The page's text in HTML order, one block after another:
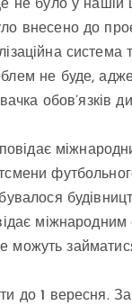
не було у нашій
внесено до
система
не буде, адже
обов’язків
можуть
до 1 вересня.